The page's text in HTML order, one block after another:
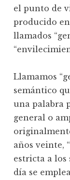
el punto de
producido en
llamados
Llamamos
semántico
una palabra
general o
años veinte,
estricta a los
día se